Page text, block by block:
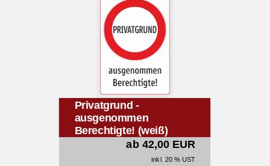
Privatgrund -
ausgenommen
Berechtigte! (weiß)
ab 42,00 EUR
inkl. 20 % UST